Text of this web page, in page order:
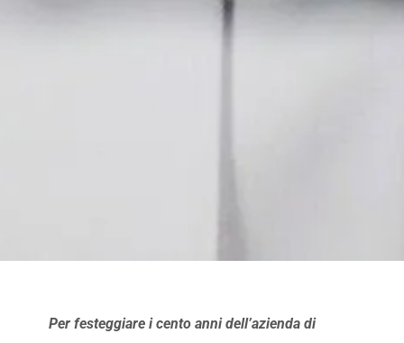
Per festeggiare i cento anni dell’azienda di